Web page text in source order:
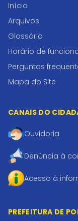
Início
Arquivos
Glossário
Horário de
Perguntas
Mapa do Site
CANAIS DO
Ouvidoria
Denúncia à
Acesso à
PREFEITURA DE